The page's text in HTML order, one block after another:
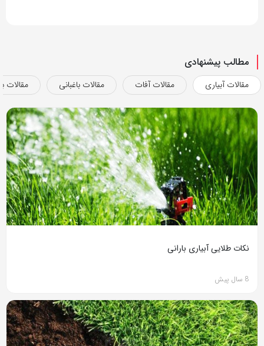
مطالب پیشنهادی
مقالات آبیاری مقالات آفات مقالات باغبانی مقالات
نکات طلایی آبیاری بارانی
8 سال پیش